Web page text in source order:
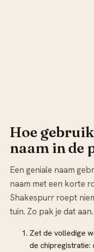
Hoe
naam in de
Een geniale naam
naam met een korte
Shakespurr roept
tuin. Zo pak je dat aan.
Zet de volledige
de chipregistratie: